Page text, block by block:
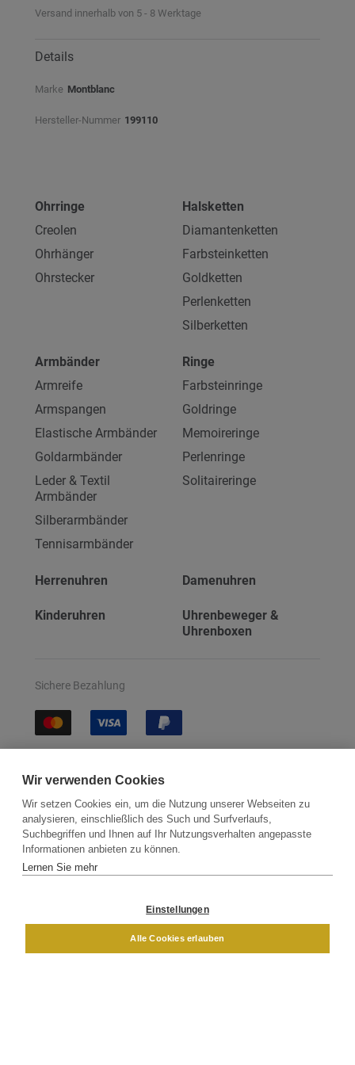
Versand innerhalb von 5 - 8 Werktage
Details
Marke Montblanc
Hersteller-Nummer 199110
Ohrringe
Creolen
Ohrhänger
Ohrstecker
Halsketten
Diamantenketten
Farbsteinketten
Goldketten
Perlenketten
Silberketten
Armbänder
Armreife
Armspangen
Elastische Armbänder
Goldarmbänder
Leder & Textil
Armbänder
Silberarmbänder
Tennisarmbänder
Ringe
Farbsteinringe
Goldringe
Memoireringe
Perlenringe
Solitaireringe
Herrenuhren Damenuhren
Kinderuhren
Uhrenbeweger &
Uhrenboxen
Sichere Bezahlung
Kontakt Newsletter Partner
Versand
DAMEN
Wir verwenden Cookies
Wir setzen Cookies ein, um die Nutzung unserer Webseiten zu
analysieren, einschließlich des Such und Surfverlaufs,
Suchbegriffen und Ihnen auf Ihr Nutzungsverhalten angepasste
Informationen anbieten zu können.
Lernen Sie mehr
Einstellungen
Alle Cookies erlauben